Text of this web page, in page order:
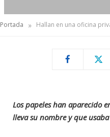
Portada »
Los papeles han aparecido
lleva su nombre y que